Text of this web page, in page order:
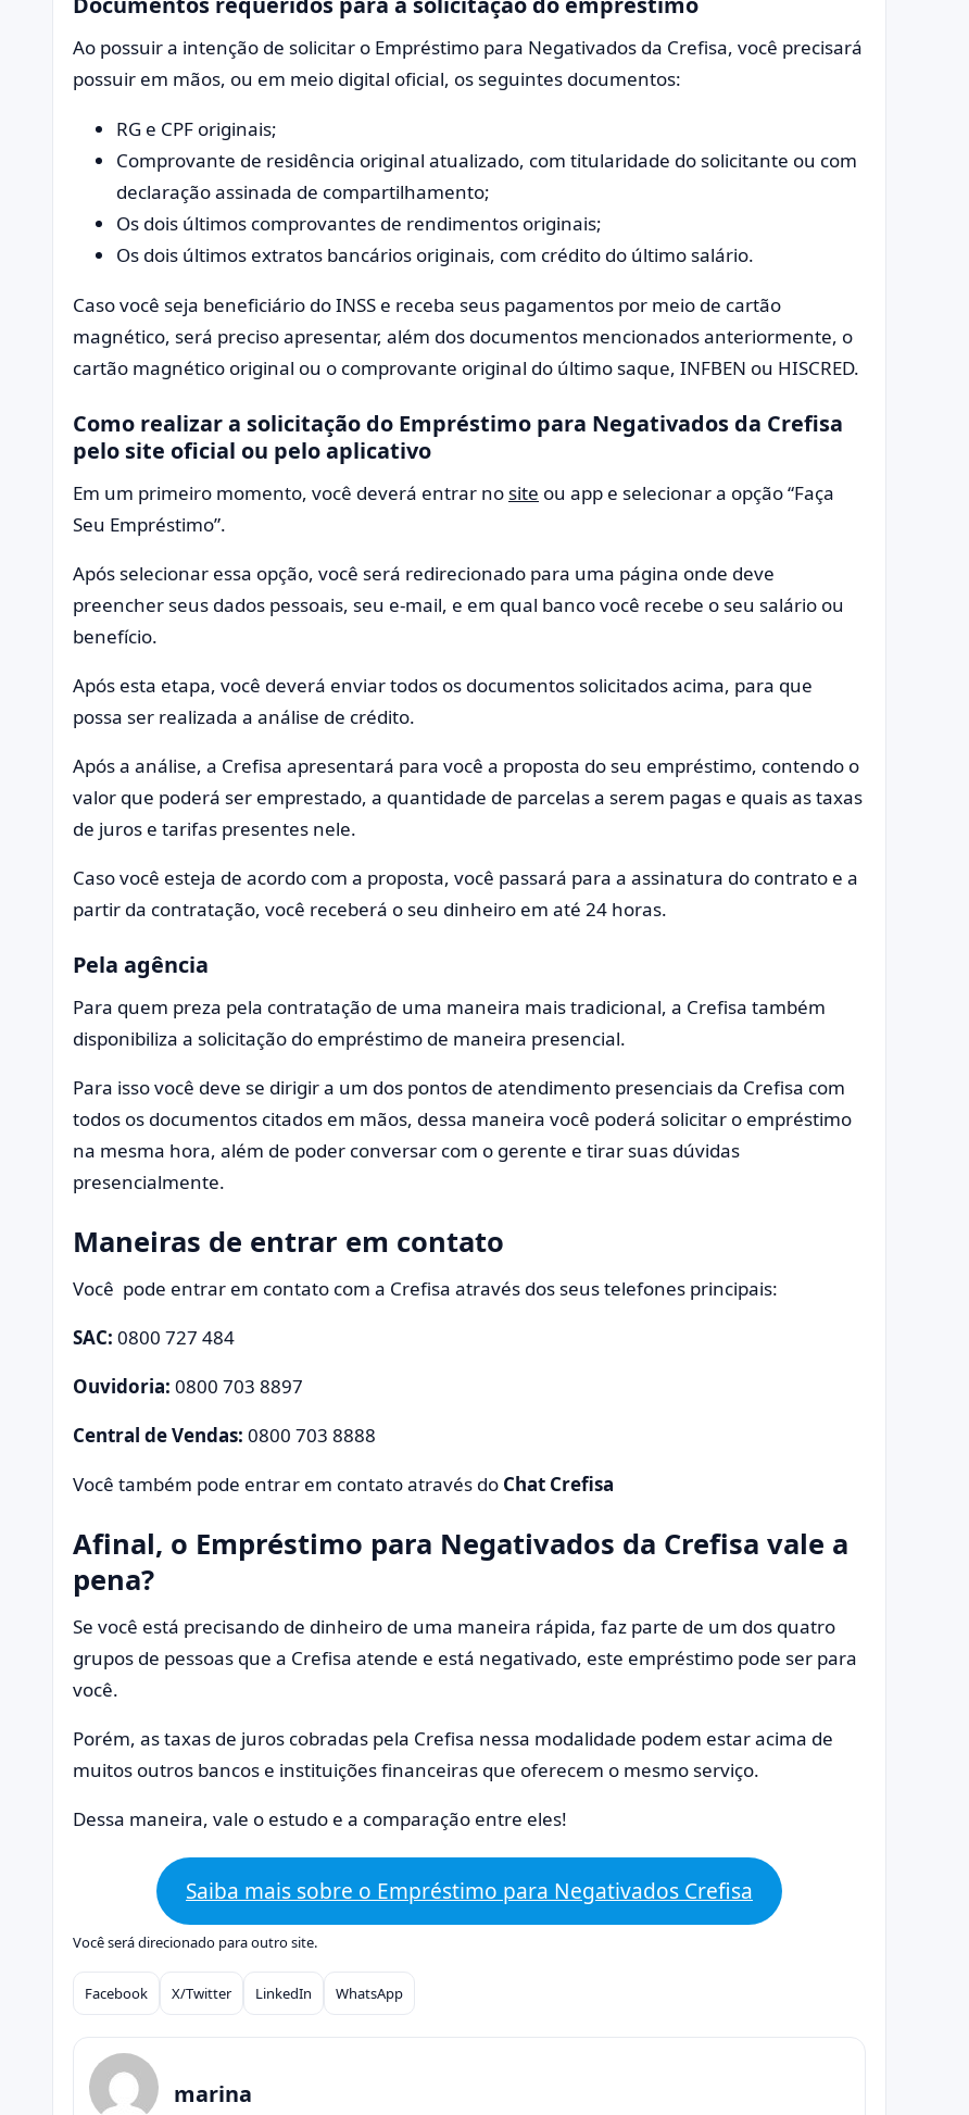
Ao possuir a intenção de solicitar o Empréstimo para Negativados da Crefisa, você precisará
possuir em mãos, ou em meio digital oficial, os seguintes documentos:
RG e CPF originais;
Comprovante de residência original atualizado, com titularidade do solicitante ou com
declaração assinada de compartilhamento;
Os dois últimos comprovantes de rendimentos originais;
Os dois últimos extratos bancários originais, com crédito do último salário.
Caso você seja beneficiário do INSS e receba seus pagamentos por meio de cartão
magnético, será preciso apresentar, além dos documentos mencionados anteriormente, o
cartão magnético original ou o comprovante original do último saque, INFBEN ou HISCRED.
Como realizar a solicitação do Empréstimo para Negativados da Crefisa
pelo site oficial ou pelo aplicativo
Em um primeiro momento, você deverá entrar no site ou app e selecionar a opção “Faça
Seu Empréstimo”.
Após selecionar essa opção, você será redirecionado para uma página onde deve
preencher seus dados pessoais, seu e-mail, e em qual banco você recebe o seu salário ou
benefício.
Após esta etapa, você deverá enviar todos os documentos solicitados acima, para que
possa ser realizada a análise de crédito.
Após a análise, a Crefisa apresentará para você a proposta do seu empréstimo, contendo o
valor que poderá ser emprestado, a quantidade de parcelas a serem pagas e quais as taxas
de juros e tarifas presentes nele.
Caso você esteja de acordo com a proposta, você passará para a assinatura do contrato e a
partir da contratação, você receberá o seu dinheiro em até 24 horas.
Pela agência
Para quem preza pela contratação de uma maneira mais tradicional, a Crefisa também
disponibiliza a solicitação do empréstimo de maneira presencial.
Para isso você deve se dirigir a um dos pontos de atendimento presenciais da Crefisa com
todos os documentos citados em mãos, dessa maneira você poderá solicitar o empréstimo
na mesma hora, além de poder conversar com o gerente e tirar suas dúvidas
presencialmente.
Maneiras de entrar em contato
Você pode entrar em contato com a Crefisa através dos seus telefones principais:
SAC: 0800 727 484
Ouvidoria: 0800 703 8897
Central de Vendas: 0800 703 8888
Você também pode entrar em contato através do Chat Crefisa
Afinal, o Empréstimo para Negativados da Crefisa vale a
pena?
Se você está precisando de dinheiro de uma maneira rápida, faz parte de um dos quatro
grupos de pessoas que a Crefisa atende e está negativado, este empréstimo pode ser para
você.
Porém, as taxas de juros cobradas pela Crefisa nessa modalidade podem estar acima de
muitos outros bancos e instituições financeiras que oferecem o mesmo serviço.
Dessa maneira, vale o estudo e a comparação entre eles!
Saiba mais sobre o Empréstimo para Negativados Crefisa
Você será direcionado para outro site.
Compartilhar
Facebook X/Twitter LinkedIn WhatsApp
marina